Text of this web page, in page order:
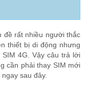
đề rất nhiều người thắc
thiết bị di động nhưng
SIM 4G. Vậy câu trả lời
cần phải thay SIM mới
sau đây.